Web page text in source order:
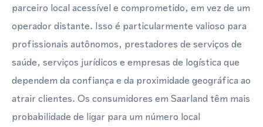
parceiro local acessível e comprometido, em vez de um
operador distante. Isso é particularmente valioso para
profissionais autônomos, prestadores de serviços de
saúde, serviços jurídicos e empresas de logística que
dependem da confiança e da proximidade geográfica ao
atrair clientes. Os consumidores em Saarland têm mais
probabilidade de ligar para um número local